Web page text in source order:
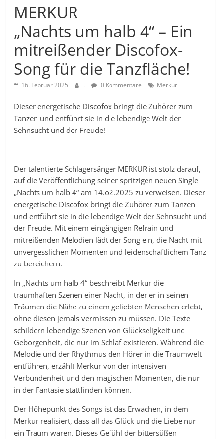
MERKUR
„Nachts um halb 4“ – Ein
mitreißender Discofox-
Song für die Tanzfläche!
16. Februar 2025 . 0 Kommentare Merkur
Dieser energetische Discofox bringt die Zuhörer zum
Tanzen und entführt sie in die lebendige Welt der
Sehnsucht und der Freude!
Der talentierte Schlagersänger MERKUR ist stolz darauf,
auf die Veröffentlichung seiner spritzigen neuen Single
„Nachts um halb 4“ am 14.o2.2025 zu verweisen. Dieser
energetische Discofox bringt die Zuhörer zum Tanzen
und entführt sie in die lebendige Welt der Sehnsucht und
der Freude. Mit einem eingängigen Refrain und
mitreißenden Melodien lädt der Song ein, die Nacht mit
unvergesslichen Momenten und leidenschaftlichem Tanz
zu bereichern.
In „Nachts um halb 4“ beschreibt Merkur die
traumhaften Szenen einer Nacht, in der er in seinen
Träumen die Nähe zu einem geliebten Menschen erlebt,
ohne diesen jemals vermissen zu müssen. Die Texte
schildern lebendige Szenen von Glückseligkeit und
Geborgenheit, die nur im Schlaf existieren. Während die
Melodie und der Rhythmus den Hörer in die Traumwelt
entführen, erzählt Merkur von der intensiven
Verbundenheit und den magischen Momenten, die nur
in der Fantasie stattfinden können.
Der Höhepunkt des Songs ist das Erwachen, in dem
Merkur realisiert, dass all das Glück und die Liebe nur
ein Traum waren. Dieses Gefühl der bittersüßen